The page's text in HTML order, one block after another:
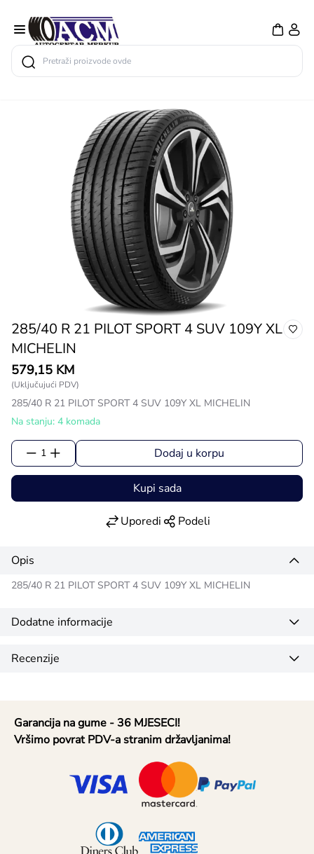
Search
285/40 R 21 PILOT SPORT 4 SUV 109Y XL
MICHELIN
579,15 KM
(Uključujući PDV)
285/40 R 21 PILOT SPORT 4 SUV 109Y XL MICHELIN
Na stanju: 4 komada
1 Dodaj u korpu
Kupi sada
Uporedi Podeli
Opis
285/40 R 21 PILOT SPORT 4 SUV 109Y XL MICHELIN
Dodatne informacije
Recenzije
Garancija na gume - 36 MJESECI!
Vršimo povrat PDV-a stranim državljanima!